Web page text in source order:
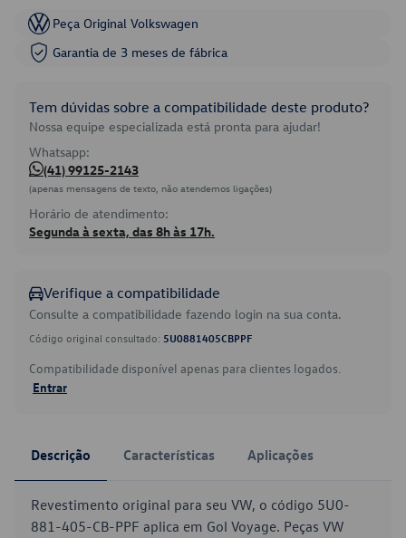
Peça Original Volkswagen
Garantia de 3 meses de fábrica
Tem dúvidas sobre a compatibilidade deste produto?
Nossa equipe especializada está pronta para ajudar!
Whatsapp:
(41) 99125-2143
(apenas mensagens de texto, não atendemos ligações)
Horário de atendimento:
Segunda à sexta, das 8h às 17h.
Verifique a compatibilidade
Consulte a compatibilidade fazendo login na sua conta.
Código original consultado: 5U0881405CBPPF
Compatibilidade disponível apenas para clientes logados.
Entrar
Descrição Características Aplicações
Revestimento original para seu VW, o código 5U0-
881-405-CB-PPF aplica em Gol Voyage. Peças VW